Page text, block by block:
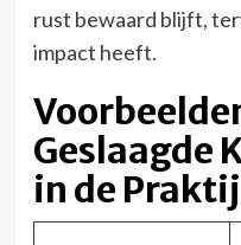
rust bewaard blijft,
impact heeft.
Geslaagde
in de